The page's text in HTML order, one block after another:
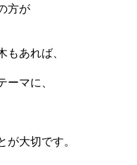
方が
もあれば、
ーマに、
が大切です。